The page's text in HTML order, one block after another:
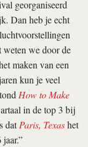
georganiseerd
Dan heb je echt
we door de
maken van een
kun je veel
How to Make
in de top 3 bij
datParis, Texashet